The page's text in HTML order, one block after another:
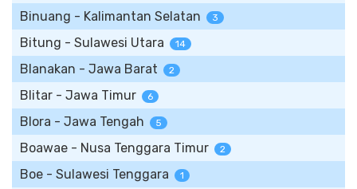
Binuang - Kalimantan Selatan 3
Bitung - Sulawesi Utara 14
Blanakan - Jawa Barat 2
Blitar - Jawa Timur 6
Blora - Jawa Tengah 5
Boawae - Nusa Tenggara Timur 2
Boe - Sulawesi Tenggara 1